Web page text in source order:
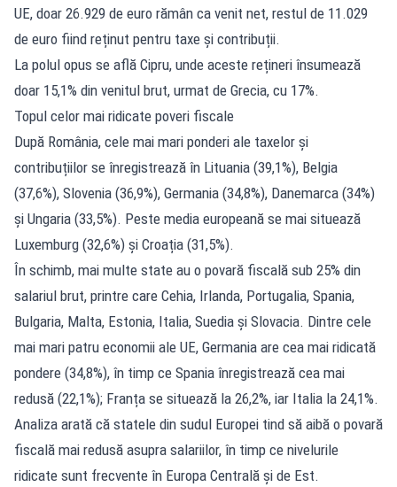
UE, doar 26.929 de euro rămân ca venit net, restul de 11.029
de euro fiind reținut pentru taxe și contribuții.
La polul opus se află Cipru, unde aceste rețineri însumează
doar 15,1% din venitul brut, urmat de Grecia, cu 17%.
Topul celor mai ridicate poveri fiscale
După România, cele mai mari ponderi ale taxelor și
contribuțiilor se înregistrează în Lituania (39,1%), Belgia
(37,6%), Slovenia (36,9%), Germania (34,8%), Danemarca (34%)
și Ungaria (33,5%). Peste media europeană se mai situează
Luxemburg (32,6%) și Croația (31,5%).
În schimb, mai multe state au o povară fiscală sub 25% din
salariul brut, printre care Cehia, Irlanda, Portugalia, Spania,
Bulgaria, Malta, Estonia, Italia, Suedia și Slovacia. Dintre cele
mai mari patru economii ale UE, Germania are cea mai ridicată
pondere (34,8%), în timp ce Spania înregistrează cea mai
redusă (22,1%); Franța se situează la 26,2%, iar Italia la 24,1%.
Analiza arată că statele din sudul Europei tind să aibă o povară
fiscală mai redusă asupra salariilor, în timp ce nivelurile
ridicate sunt frecvente în Europa Centrală și de Est.